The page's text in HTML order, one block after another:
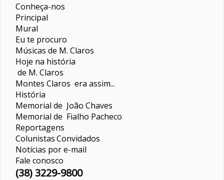
Conheça-nos
Principal
Mural
Eu te procuro
Músicas de M. Claros
Hoje na história
de M. Claros
Montes Claros era assim...
História
Memorial de João Chaves
Memorial de Fialho Pacheco
Reportagens
ColunistasConvidados
Notícias por e-mail
Fale conosco
(38) 3229-9800